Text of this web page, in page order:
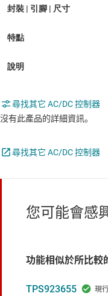
尋找其它 AC/DC 控制器
沒有此產品的詳細資訊。
尋找其它 AC/DC 控制器
您可能會感
功能相似於所比較
TPS923655